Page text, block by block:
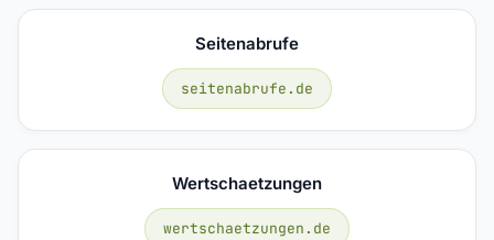
Seitenabrufe
seitenabrufe.de
Wertschaetzungen
wertschaetzungen.de